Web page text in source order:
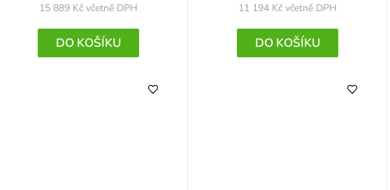
15 889 Kčvčetně DPH
DO KOŠÍKU
11 194 Kč včetně DPH
DO KOŠÍKU